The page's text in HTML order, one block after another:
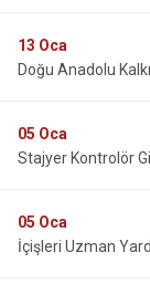
13 Oca
Doğu Anadolu
05 Oca
Stajyer Kontrolör
05 Oca
İçişleri Uzman